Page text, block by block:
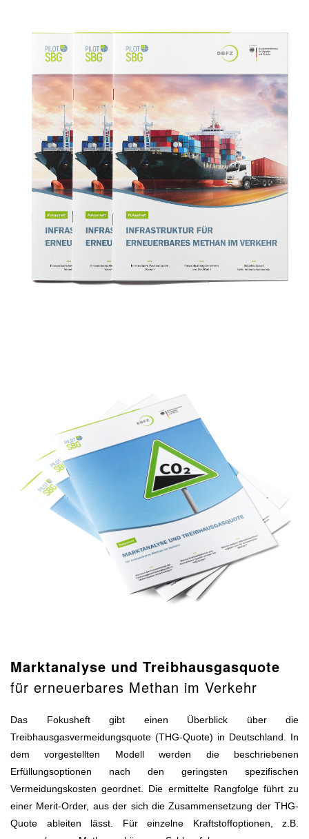
Marktanalyse und Treibhausgasquote
für erneuerbares Methan im Verkehr
Das Fokusheft gibt einen Überblick über die
Treibhausgasvermeidungsquote (THG-Quote) in Deutschland. In
dem vorgestellten Modell werden die beschriebenen
Erfüllungsoptionen nach den geringsten spezifischen
Vermeidungskosten geordnet. Die ermittelte Rangfolge führt zu
einer Merit-Order, aus der sich die Zusammensetzung der THG-
Quote ableiten lässt. Für einzelne Kraftstoffoptionen, z.B.